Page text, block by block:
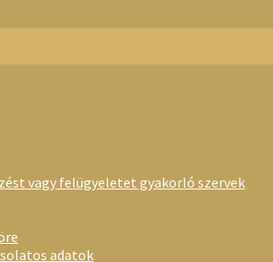
vagy felügyeletet gyakorló szervek
adatok